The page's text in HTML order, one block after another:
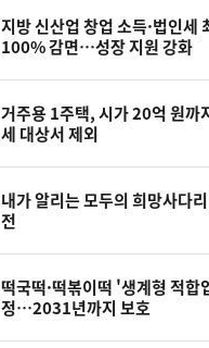
지방 신산업 창업 소득·법인세
100% 감면…성장 지원 강화
거주용 1주택, 시가 20억 원까
세 대상서 제외
내가 알리는 모두의 희망사다
전
떡국떡·떡볶이떡 '생계형 적합
정…2031년까지 보호